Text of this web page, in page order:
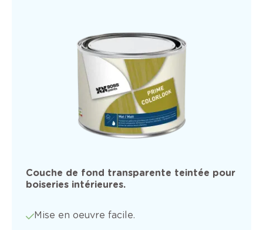
Couche de fond transparente teintée pour
boiseries intérieures.
Mise en oeuvre facile.